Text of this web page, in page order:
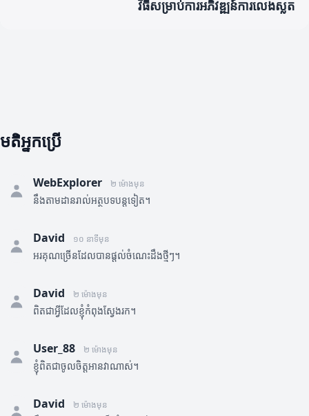
វិធីសម្រាប់ការអភិវឌ្ឍន៍ការលេងស្លត
មតិអ្នកប្រើ
WebExplorer ២ ម៉ោងមុន
នឹងតាមដានរាល់អត្ថបទបន្តទៀត។
David ១០ នាទីមុន
អរគុណច្រើនដែលបានផ្តល់ចំណេះដឹងថ្មីៗ។
David ២ ម៉ោងមុន
ពិតជាអ្វីដែលខ្ញុំកំពុងស្វែងរក។
User_88 ២ ម៉ោងមុន
ខ្ញុំពិតជាចូលចិត្តអានវាណាស់។
David ២ ម៉ោងមុន